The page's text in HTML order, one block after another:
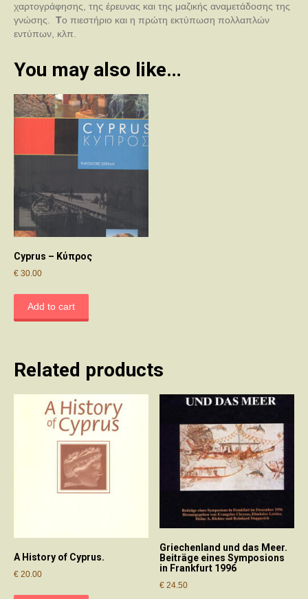
χαρτογράφησης, της έρευνας και της μαζικής αναμετάδοσης της
γνώσης. Το πιεστήριο και η πρώτη εκτύπωση πολλαπλών
εντύπων, κλπ.
You may also like…
Cyprus – Κύπρος
€ 30.00
Add to cart
Related products
A History of Cyprus.
€ 20.00
Griechenland und das Meer.
Beiträge eines Symposions
in Frankfurt 1996
€ 24.50